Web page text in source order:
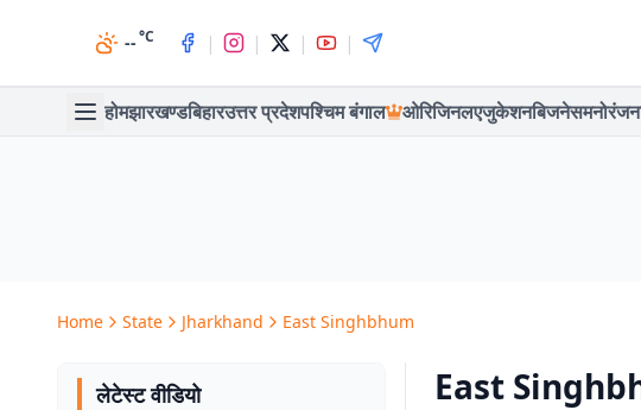
--°C | | | |
होमझारखण्डबिहारउत्तर प्रदेशपश्चिम बंगाल ओरिजिनलएजुकेशनबिजनेसमनोरंजन
Home State Jharkhand East Singhbhum
लेटेस्ट वीडियो
East